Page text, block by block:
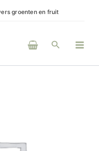
groenten en fruit
Zoeken